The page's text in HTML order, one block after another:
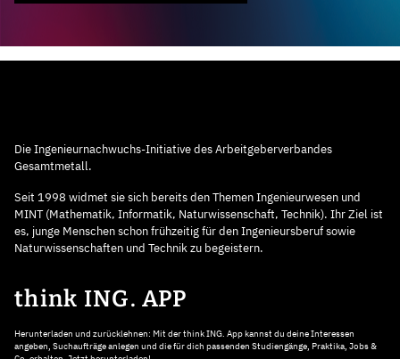
Die Ingenieurnachwuchs-Initiative des Arbeitgeberverbandes
Gesamtmetall.
Seit 1998 widmet sie sich bereits den Themen Ingenieurwesen und
MINT (Mathematik, Informatik, Naturwissenschaft, Technik). Ihr Ziel ist
es, junge Menschen schon frühzeitig für den Ingenieursberuf sowie
Naturwissenschaften und Technik zu begeistern.
think ING. APP
Herunterladen und zurücklehnen: Mit der think ING. App kannst du deine Interessen
angeben, Suchaufträge anlegen und die für dich passenden Studiengänge, Praktika, Jobs &